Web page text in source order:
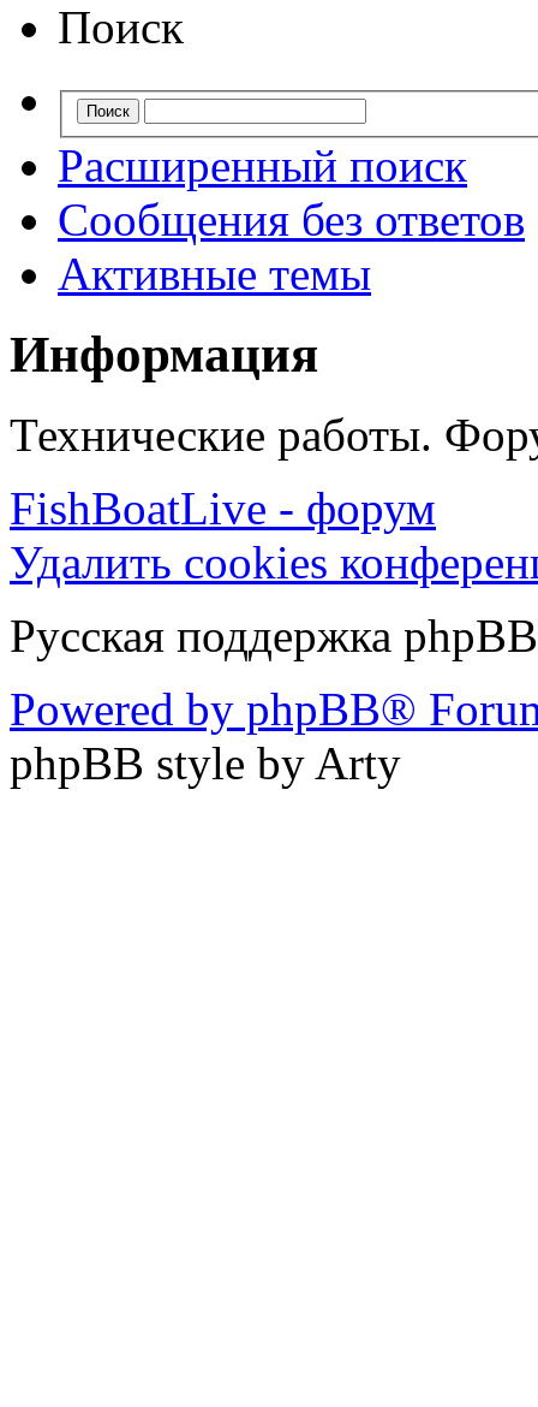
Поиск
Расширенный поиск
Сообщения без ответов
Активные темы
Информация
Технические работы.
FishBoatLive - форум
Удалить cookies
Русская поддержка phpBB
Powered by phpBB®
phpBB style by Arty